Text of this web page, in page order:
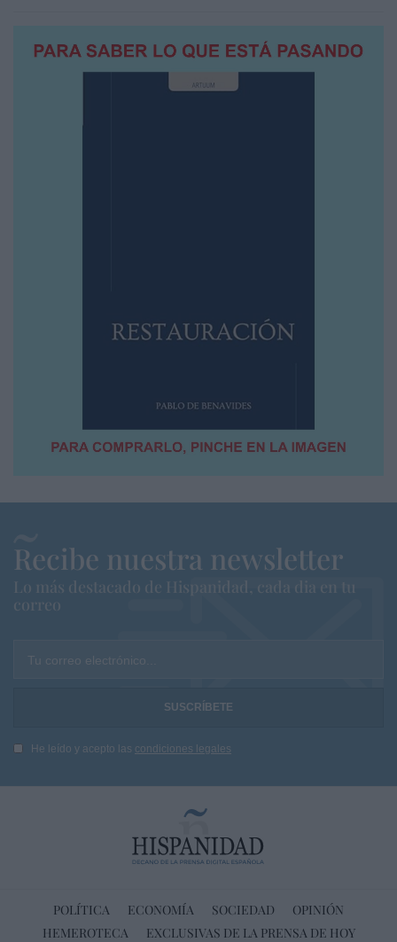
Recibe nuestra newsletter
Lo más destacado de Hispanidad, cada dia en tu
correo
Tu correo electrónico...
He leído y acepto las condiciones legales
POLÍTICA ECONOMÍA SOCIEDAD
OPINIÓN
HEMEROTECA
EXCLUSIVAS DE LA PRENSA DE HOY